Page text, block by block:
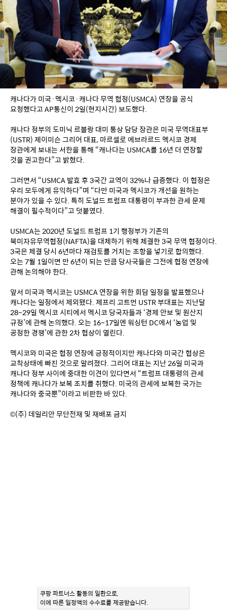
캐나다가 미국·멕시코·캐나다 무역 협정(USMCA) 연장을 공식
요청했다고 AP통신이 2일(현지시간) 보도했다.
캐나다 정부의 도미닉 르블랑 대미 통상 담당 장관은 미국 무역대표부
(USTR) 제이미슨 그리어 대표, 마르셀로 에브라르드 멕시코 경제
장관에게 보내는 서한을 통해 “캐나다는 USMCA를 16년 더 연장할
것을 권고한다”고 밝혔다.
그러면서 “USMCA 발효 후 3국간 교역이 32%나 급증했다. 이 협정은
우리 모두에게 유익하다”며 “다만 미국과 멕시코가 개선을 원하는
분야가 있을 수 있다. 특히 도널드 트럼프 대통령이 부과한 관세 문제
해결이 필수적이다”고 덧붙였다.
USMCA는 2020년 도널드 트럼프 1기 행정부가 기존의
북미자유무역협정(NAFTA)을 대체하기 위해 체결한 3국 무역 협정이다.
3국은 체결 당시 6년마다 재검토를 거치는 조항을 넣기로 합의했다.
오는 7월 1일이면 만 6년이 되는 만큼 당사국들은 그전에 협정 연장에
관해 논의해야 한다.
앞서 미국과 멕시코는 USMCA 연장을 위한 회담 일정을 발표했으나
캐나다는 일정에서 제외됐다. 제프리 고트먼 USTR 부대표는 지난달
28~29일 멕시코 시티에서 멕시코 당국자들과 ‘경제 안보 및 원산지
규정’에 관해 논의했다. 오는 16~17일엔 워싱턴 DC에서 ‘농업 및
공정한 경쟁’에 관한 2차 협상이 열린다.
멕시코와 미국은 협정 연장에 긍정적이지만 캐나다와 미국간 협상은
교착상태에 빠진 것으로 알려졌다. 그리어 대표는 지난 26일 미국과
캐나다 정부 사이에 중대한 이견이 있다면서 “트럼프 대통령의 관세
정책에 캐나다가 보복 조치를 취했다. 미국의 관세에 보복한 국가는
캐나다와 중국뿐”이라고 비판한 바 있다.
©(주) 데일리안 무단전재 및 재배포 금지
쿠팡 파트너스 활동의 일환으로,
이에 따른 일정액의 수수료를 제공받습니다.